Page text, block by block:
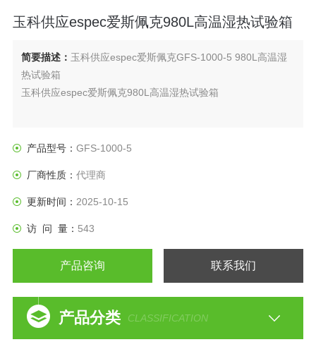
玉科供应espec爱斯佩克980L高温湿热试验箱
简要描述： 玉科供应espec爱斯佩克GFS-1000-5 980L高温湿
热试验箱
玉科供应espec爱斯佩克980L高温湿热试验箱
产品型号： GFS-1000-5
厂商性质： 代理商
更新时间： 2025-10-15
访 问 量： 543
产品咨询 联系我们
产品分类 CLASSIFICATION